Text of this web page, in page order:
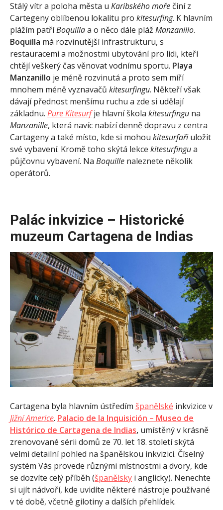
Stálý vítr a poloha města u Karibského moře činí z
Cartegeny oblíbenou lokalitu pro kitesurfing. K hlavním
plážím patříBoquillaa o něco dále pláž Manzanillo.
Boquilla má rozvinutější infrastrukturu, s
restauracemi a možnostmi ubytování pro lidi, kteří
chtějí veškerý čas věnovat vodnímu sportu. Playa
Manzanillo je méně rozvinutá a proto sem míří
mnohem méně vyznavačů kitesurfingu. Někteří však
dávají přednost menšímu ruchu a zde si udělají
základnu. Pure Kitesurf je hlavní škola kitesurfingu na
Manzanille, která navíc nabízí denně dopravu z centra
Cartageny a také místo, kde si mohou kitesurfařiuložit
své vybavení. Kromě toho skýtá lekce kitesurfingua
půjčovnu vybavení. Na Boquille naleznete několik
operátorů.
Palác inkvizice – Historické
muzeum Cartagena de Indias
Cartagena byla hlavním ústředím španělské inkvizice v
Jižní Americe. Palacio de la Inquisición – Museo de
Histórico de Cartagena de Indias, umístěný v krásně
zrenovované sérii domů ze 70. let 18. století skýtá
velmi detailní pohled na španělskou inkvizici. Číselný
systém Vás provede různými místnostmi a dvory, kde
se dozvíte celý příběh (španělsky i anglicky). Nenechte
si ujít nádvoří, kde uvidíte některé nástroje používané
v té době, včetně gilotiny a dalších přehlídek.